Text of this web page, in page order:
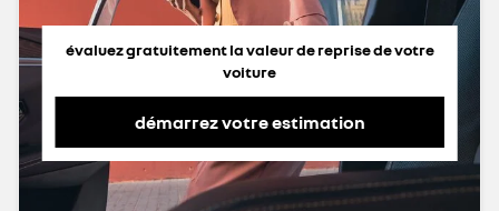
évaluez gratuitement la valeur de reprise de votre
voiture
démarrez votre estimation